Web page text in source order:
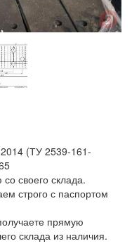
(ТУ 2539-161-
своего склада.
строго с паспортом
прямую
склада из наличия.